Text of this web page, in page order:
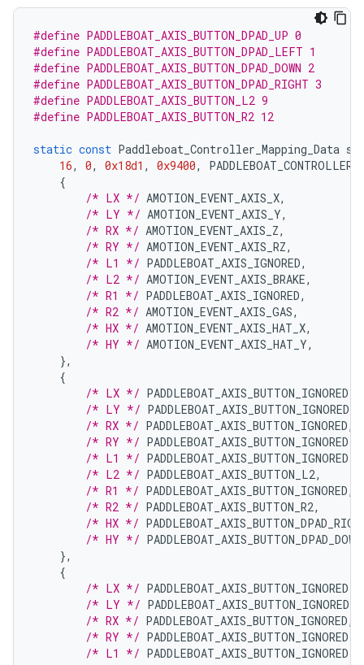
#define PADDLEBOAT_AXIS_BUTTON_DPAD_UP 0
#define PADDLEBOAT_AXIS_BUTTON_DPAD_LEFT 1
#define PADDLEBOAT_AXIS_BUTTON_DPAD_DOWN 2
#define PADDLEBOAT_AXIS_BUTTON_DPAD_RIGHT 3
#define PADDLEBOAT_AXIS_BUTTON_L2 9
#define PADDLEBOAT_AXIS_BUTTON_R2 12
static const Paddleboat_Controller_Mapping_Data
16, 0, 0x18d1 , 0x9400,
{
/* LX */ AMOTION_EVENT_AXIS_X,
/* LY */ AMOTION_EVENT_AXIS_Y,
/* RX */ AMOTION_EVENT_AXIS_Z,
/* RY */ AMOTION_EVENT_AXIS_RZ,
/* L1 */ PADDLEBOAT_AXIS_IGNORED,
/* L2 */ AMOTION_EVENT_AXIS_BRAKE,
/* R1 */ PADDLEBOAT_AXIS_IGNORED,
/* R2 */ AMOTION_EVENT_AXIS_GAS,
/* HX */ AMOTION_EVENT_AXIS_HAT_X,
/* HY */ AMOTION_EVENT_AXIS_HAT_Y,
},
{
/* LX */ PADDLEBOAT_AXIS_BUTTON_IGNORED
/* LY */ PADDLEBOAT_AXIS_BUTTON_IGNORED
/* RX */ PADDLEBOAT_AXIS_BUTTON_IGNORED,
/* RY */ PADDLEBOAT_AXIS_BUTTON_IGNORED
/* L1 */ PADDLEBOAT_AXIS_BUTTON_IGNORED
/* L2 */ PADDLEBOAT_AXIS_BUTTON_L2,
/* R1 */ PADDLEBOAT_AXIS_BUTTON_IGNORED,
/* R2 */ PADDLEBOAT_AXIS_BUTTON_R2,
/* HX */
/* HY */ PADDLEBOAT_AXIS_BUTTON_DPAD_DOWN
},
{
/* LX */ PADDLEBOAT_AXIS_BUTTON_IGNORED
/* LY */ PADDLEBOAT_AXIS_BUTTON_IGNORED
/* RX */ PADDLEBOAT_AXIS_BUTTON_IGNORED,
/* RY */ PADDLEBOAT_AXIS_BUTTON_IGNORED
/* L1 */ PADDLEBOAT_AXIS_BUTTON_IGNORED